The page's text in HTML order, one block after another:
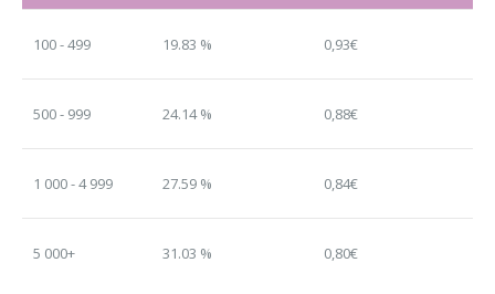
100 - 499 19.83 % 0,93€
500 - 999 24.14 % 0,88€
1 000 - 4 999 27.59 % 0,84€
5 000+ 31.03 % 0,80€